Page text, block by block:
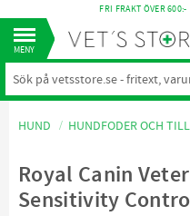
Meny
FRI FRAKT ÖVER 600:-
HUND HUNDFODER OCH
Royal Canin
Sensitivity